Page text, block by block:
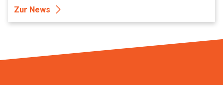
Sammlerstücken, in Telegramm-Missionen
Zur News